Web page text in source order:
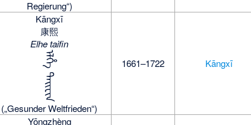
Regierung“)
Kāngxī
康熙
Elhe taifin
ᡝᠯᡥᡝ ᡨᠠᡳᡶᡳᠨ
(„Gesunder Weltfrieden“)
1661–1722 Kāngxī
Yōngzhèng